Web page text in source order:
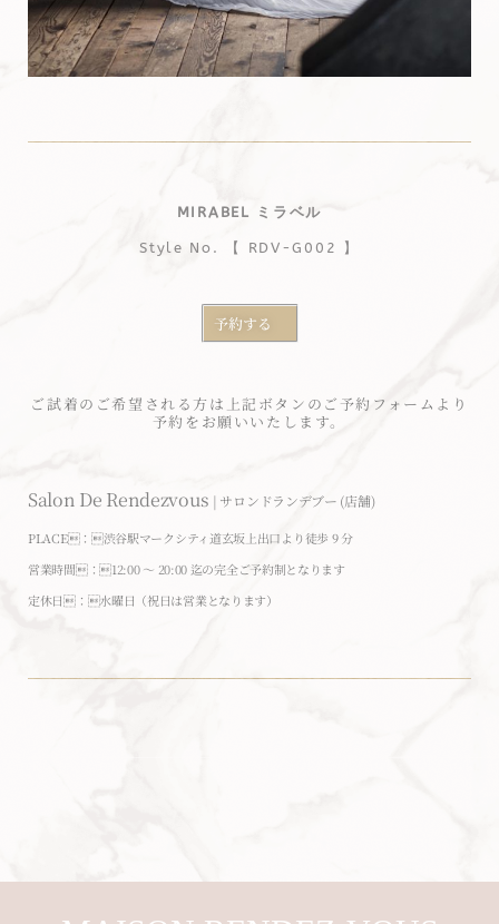
MIRABEL ミラベル
Style No. 【 RDV-G002 】
予約する
ご試着のご希望される方は上記ボタンのご予約フォームより
予約をお願いいたします。
Salon De Rendezvous | サロンドランデブー (店舗)
PLACE：渋谷駅マークシティ道玄坂上出口より徒歩 9 分
営業時間：12:00 〜 20:00 迄の完全ご予約制となります
定休日：水曜日 （祝日は営業となります）